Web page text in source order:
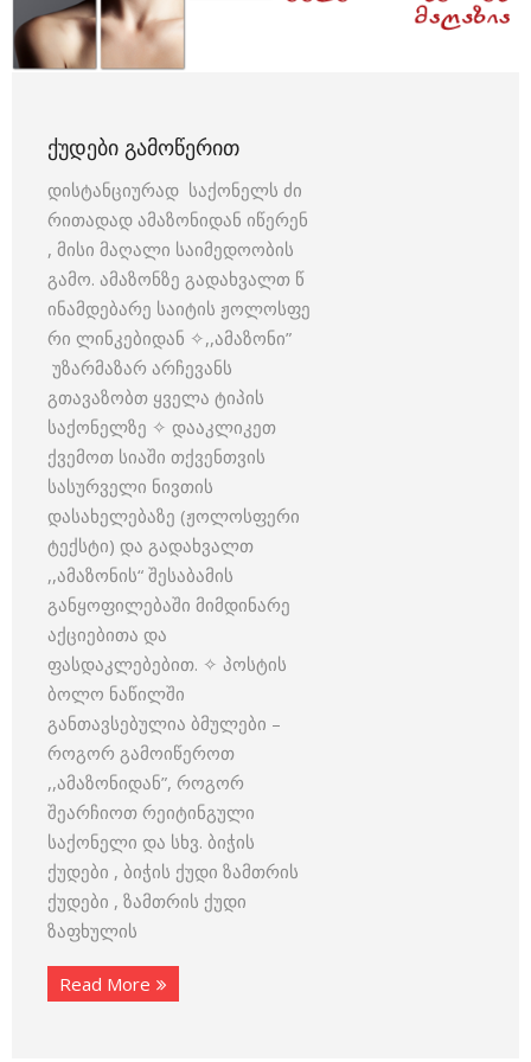
ᲥᲣᲓᲔᲑᲘ ᲒᲐᲛᲝᲬᲔᲠᲘᲗ
დისტანციურად საქონელს ძი
რითადად ამაზონიდან იწერენ
, მისი მაღალი საიმედოობის
გამო. ამაზონზე გადახვალთ წ
ინამდებარე საიტის ჟოლოსფე
რი ლინკებიდან ✧,,ამაზონი”
უზარმაზარ არჩევანს
გთავაზობთ ყველა ტიპის
საქონელზე ✧ დააკლიკეთ
ქვემოთ სიაში თქვენთვის
სასურველი ნივთის
დასახელებაზე (ჟოლოსფერი
ტექსტი) და გადახვალთ
,,ამაზონის“ შესაბამის
განყოფილებაში მიმდინარე
აქციებითა და
ფასდაკლებებით. ✧ პოსტის
ბოლო ნაწილში
განთავსებულია ბმულები –
როგორ გამოიწეროთ
,,ამაზონიდან”, როგორ
შეარჩიოთ რეიტინგული
საქონელი და სხვ. ბიჭის
ქუდები , ბიჭის ქუდი ზამთრის
ქუდები , ზამთრის ქუდი
ზაფხულის
Read More